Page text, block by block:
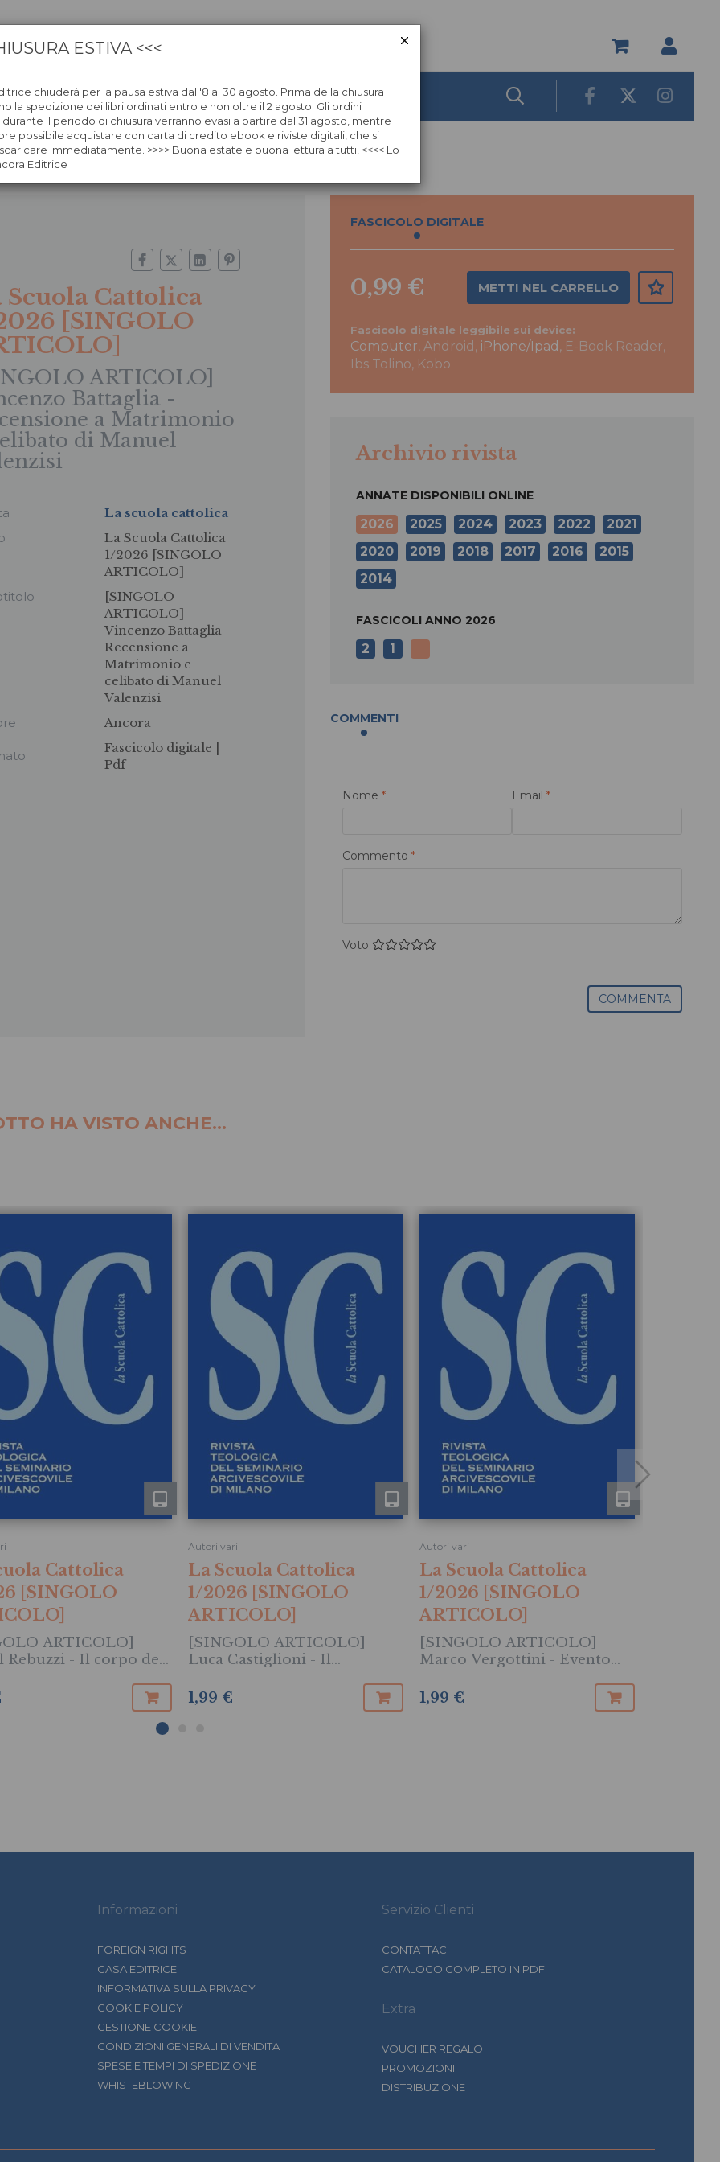
LIBRERIE ÀNCORAWOW
Cattolica 1/2026 [SINGOLO ARTICOLO]
Scuola Cattolica
[SINGOLO
ARTICOLO]
Battaglia -
a Matrimonio
di Manuel
La scuola cattolica
La Scuola Cattolica
1/2026 [SINGOLO
ARTICOLO]
[SINGOLO
ARTICOLO]
Vincenzo Battaglia -
Recensione a
Matrimonio e
celibato di Manuel
Valenzisi
Ancora
Fascicolo digitale |
Pdf
FASCICOLO DIGITALE
0,99 € METTI NEL CARRELLO
Fascicolo digitale leggibile sui device:
Computer, Android, iPhone/Ipad , E-Book Reader,
Ibs Tolino, Kobo
Archivio rivista
ANNATE DISPONIBILI ONLINE
2026 2025 2024 2023 2022
2021
2020
2019 2018 2017 2016
2015
2014
FASCICOLI ANNO 2026
2 1
COMMENTI
Nome * Email*
Commento *
Voto
COMMENTA
HA VISTO ANCHE...
Cattolica
[SINGOLO
ARTICOLO]
Rebuzzi - Il corpo del
libero dell'uomo nel
di Angelo Bertuletti
Autori vari
La Scuola Cattolica
1/2026 [SINGOLO
ARTICOLO]
[SINGOLO ARTICOLO]
Luca Castiglioni - Il
nell'attuale crisi della Chiesa.
Problemi e prospettive (II)
1,99 €
Autori vari
La Scuola Cattolica
1/2026 [SINGOLO
ARTICOLO]
[SINGOLO ARTICOLO]
Marco Vergottini - Evento
drammatica. La riflessione
teologica di F.G. Brambilla
1,99 €
Informazioni
FOREIGN RIGHTS
CASA EDITRICE
INFORMATIVA SULLA PRIVACY
COOKIE POLICY
GESTIONE COOKIE
CONDIZIONI GENERALI DI VENDITA
SPESE E TEMPI DI SPEDIZIONE
WHISTEBLOWING
Servizio Clienti
CONTATTACI
CATALOGO COMPLETO IN PDF
Extra
VOUCHER REGALO
PROMOZIONI
DISTRIBUZIONE
ESTIVA <<<
chiuderà per la pausa estiva dall'8 al 30 agosto. Prima della chiusura
la spedizione dei libri ordinati entro e non oltre il 2 agosto. Gli ordini
il periodo di chiusura verranno evasi a partire dal 31 agosto, mentre
possibile acquistare con carta di credito ebook e riviste digitali, che si
immediatamente. >>>> Buona estate e buona lettura a tutti! <<<< Lo
Editrice